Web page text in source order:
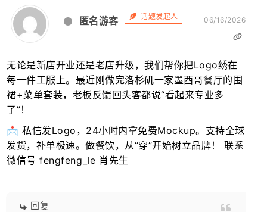
匿名游客 话题发起人 06/16/2026
无论是新店开业还是老店升级，我们帮你把Logo绣在
每一件工服上。最近刚做完洛杉矶一家墨西哥餐厅的围
裙+菜单套装，老板反馈回头客都说“看起来专业多
了”！
📩 私信发Logo，24小时内拿免费Mockup。支持全球
发货，补单极速。做餐饮，从“穿”开始树立品牌！ 联系
微信号 fengfeng_le 肖先生
回复